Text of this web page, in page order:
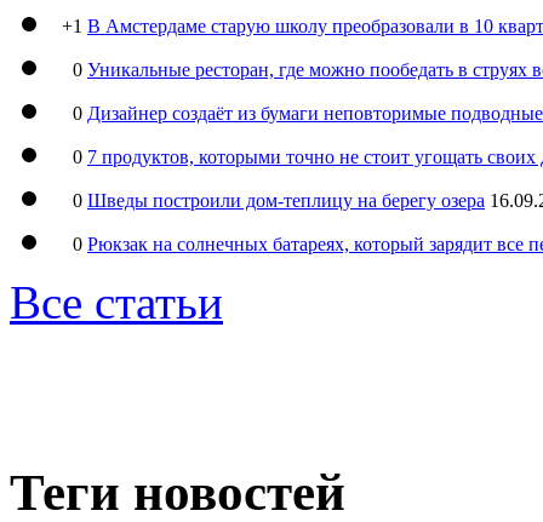
+1 В Амстердаме старую школу преобразовали в 10
0 Уникальные ресторан, где можно пообедать в струях
0 Дизайнер создаёт из бумаги неповторимые
0 7 продуктов, которыми точно не стоит угощать
0 Шведы построили дом-теплицу на берегу озера
0 Рюкзак на солнечных батареях, который зарядит все
Все статьи
Теги новостей